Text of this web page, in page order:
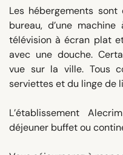
Les hébergements
bureau, d’une
télévision à écran plat
avec une douche.
vue sur la ville. Tous
serviettes et du linge de
L’établissement
déjeuner buffet ou